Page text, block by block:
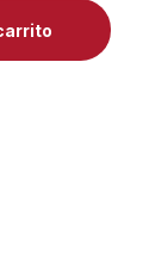
203DPI SER USB